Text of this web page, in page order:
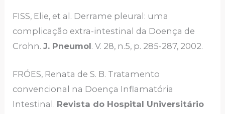
FISS, Elie, et al. Derrame pleural: uma
complicação extra-intestinal da Doença de
Crohn.J. Pneumol. V. 28, n.5, p. 285-287, 2002.
FRÓES, Renata de S. B. Tratamento
convencional na Doença Inflamatória
Intestinal. Revista do Hospital Universitário